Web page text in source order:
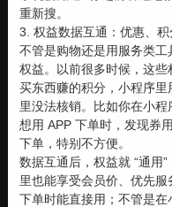
重新搜。
3. 权益数据互通：优惠、
不管是购物还是用服务类
权益。以前很多时候，这
买东西赚的积分，小程序
里没法核销。比如你在小程
想用 APP 下单时，发现券
下单，特别不方便。
数据互通后，权益就 “通用
里也能享受会员价、优先
下单时能直接用；不管是